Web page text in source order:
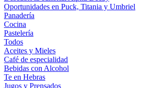
Oportunidades en Puck, Titania y Umbriel
Panadería
Cocina
Pastelería
Todos
Aceites y Mieles
Café de especialidad
Bebidas con Alcohol
Te en Hebras
Jugos y Prensados